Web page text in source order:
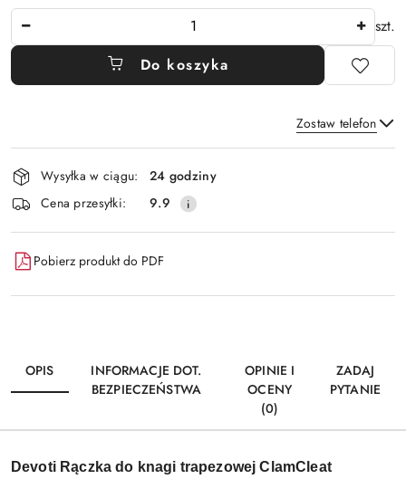
szt.
Do koszyka
Zostaw telefon
Wyślij
Dostępność
i
dostawa
Wysyłka w ciągu:
24 godziny
Cena przesyłki:
9.9
Pobierz produkt do PDF
OPIS
INFORMACJE DOT.
BEZPIECZEŃSTWA
OPINIE I
OCENY
(0)
ZADAJ
PYTANIE
Devoti Rączka do knagi trapezowej ClamCleat